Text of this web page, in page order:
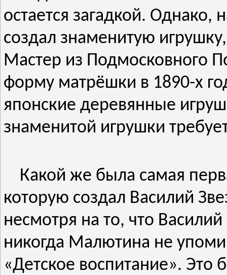
остается загадкой. Однако,
создал знаменитую
Мастер из Подмосковного
форму матрёшки в 1890-х
японские деревянные
знаменитой игрушки
Какой же была самая
которую создал Василий
несмотря на то, что
никогда Малютина не
«Детское воспитание». Это